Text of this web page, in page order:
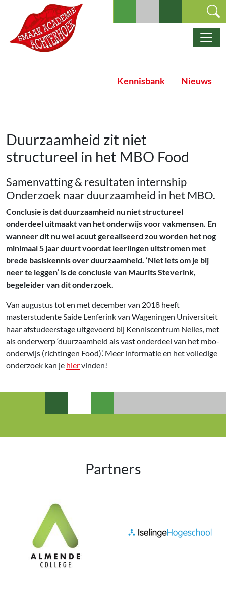
Ga naar de inhoud
Hoofdnavigatie
Kennisbank Nieuws
Duurzaamheid zit niet
structureel in het MBO Food
Samenvatting & resultaten internship
Onderzoek naar duurzaamheid in het MBO.
Conclusie is dat duurzaamheid nu niet structureel
onderdeel uitmaakt van het onderwijs voor vakmensen. En
wanneer dit nu wel acuut gerealiseerd zou worden het nog
minimaal 5 jaar duurt voordat leerlingen uitstromen met
brede basiskennis over duurzaamheid. ‘Niet iets om je bij
neer te leggen’ is de conclusie van Maurits Steverink,
begeleider van dit onderzoek.
Van augustus tot en met december van 2018 heeft
masterstudente Saide Lenferink van Wageningen Universiteit
haar afstudeerstage uitgevoerd bij Kenniscentrum Nelles, met
als onderwerp ‘duurzaamheid als vast onderdeel van het mbo-
onderwijs (richtingen Food)’. Meer informatie en het volledige
onderzoek kan je hiervinden!
Partners